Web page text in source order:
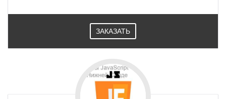
ЗАКАЗАТЬ